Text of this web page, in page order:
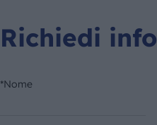
Richiedi info
*Nome